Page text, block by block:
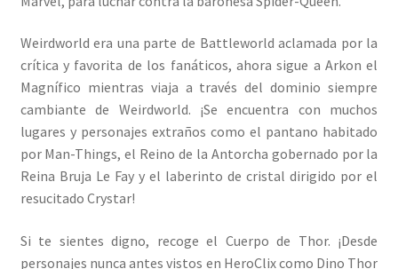
Weirdworld era una parte de Battleworld aclamada por la
crítica y favorita de los fanáticos, ahora sigue a Arkon el
Magnífico mientras viaja a través del dominio siempre
cambiante de Weirdworld. ¡Se encuentra con muchos
lugares y personajes extraños como el pantano habitado
por Man-Things, el Reino de la Antorcha gobernado por la
Reina Bruja Le Fay y el laberinto de cristal dirigido por el
resucitado Crystar!
Si te sientes digno, recoge el Cuerpo de Thor. ¡Desde
personajes nunca antes vistos en HeroClix como Dino Thor